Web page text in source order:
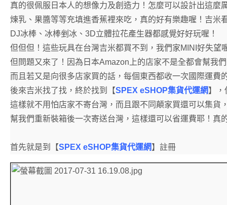
真的很佩服日本人的想像力及創造力！怎麼可以設計出這麼
煉乳、果醬等等充填進香蕉裡來吃，真的好有樂趣喔！吉米
DJ冰棒、冰棒剉冰、3D立體拉花產生器都感覺好好玩喔！
但但但！這些玩具在台灣吉米都買不到，我們家MINI好失望
但問題又來了！因為日本Amazon上的店家不是全都會幫我
而且若又是向很多店家買的話，每個東西都收一次國際運費
後來吉米找了找，終於找到【SPEX eSHOP集貨代運網】，
這樣就不用怕店家不寄台灣，而且跟不同顛家買還可以集貨
幫我們重新裝箱後一次寄送台灣，這樣還可以省運費耶！真
首先就是到【SPEX eSHOP集貨代運網】註冊